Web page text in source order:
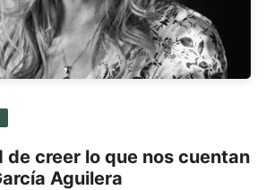
de creer lo que nos cuentan
Aguilera